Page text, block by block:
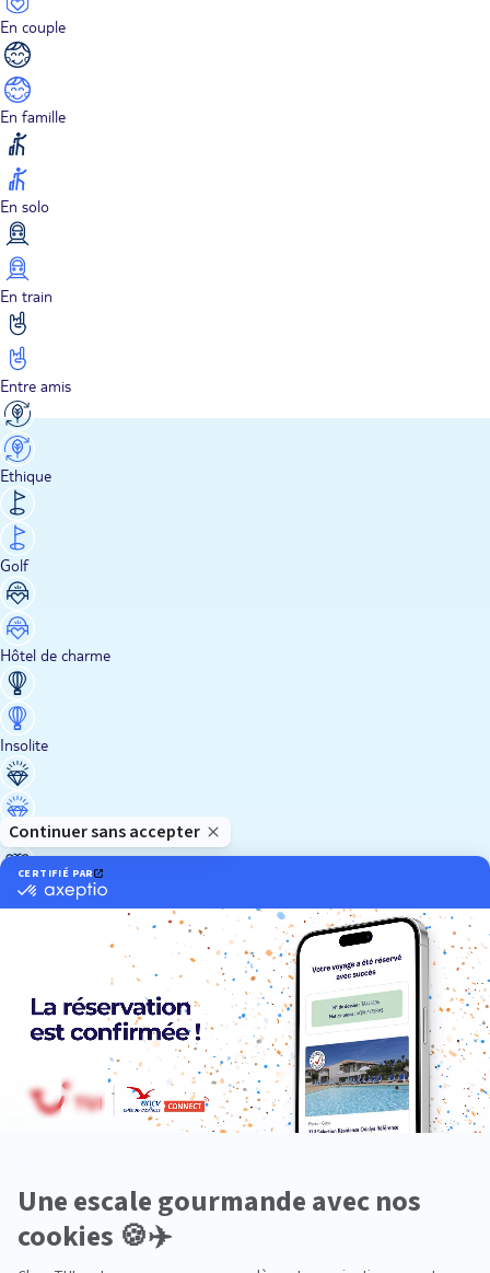
En couple
En famille
En solo
En train
Entre amis
Ethique
Golf
Hôtel de charme
Insolite
Luxe
Neige
Plongée
Premium